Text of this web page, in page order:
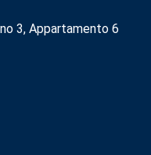
3, Appartamento 6